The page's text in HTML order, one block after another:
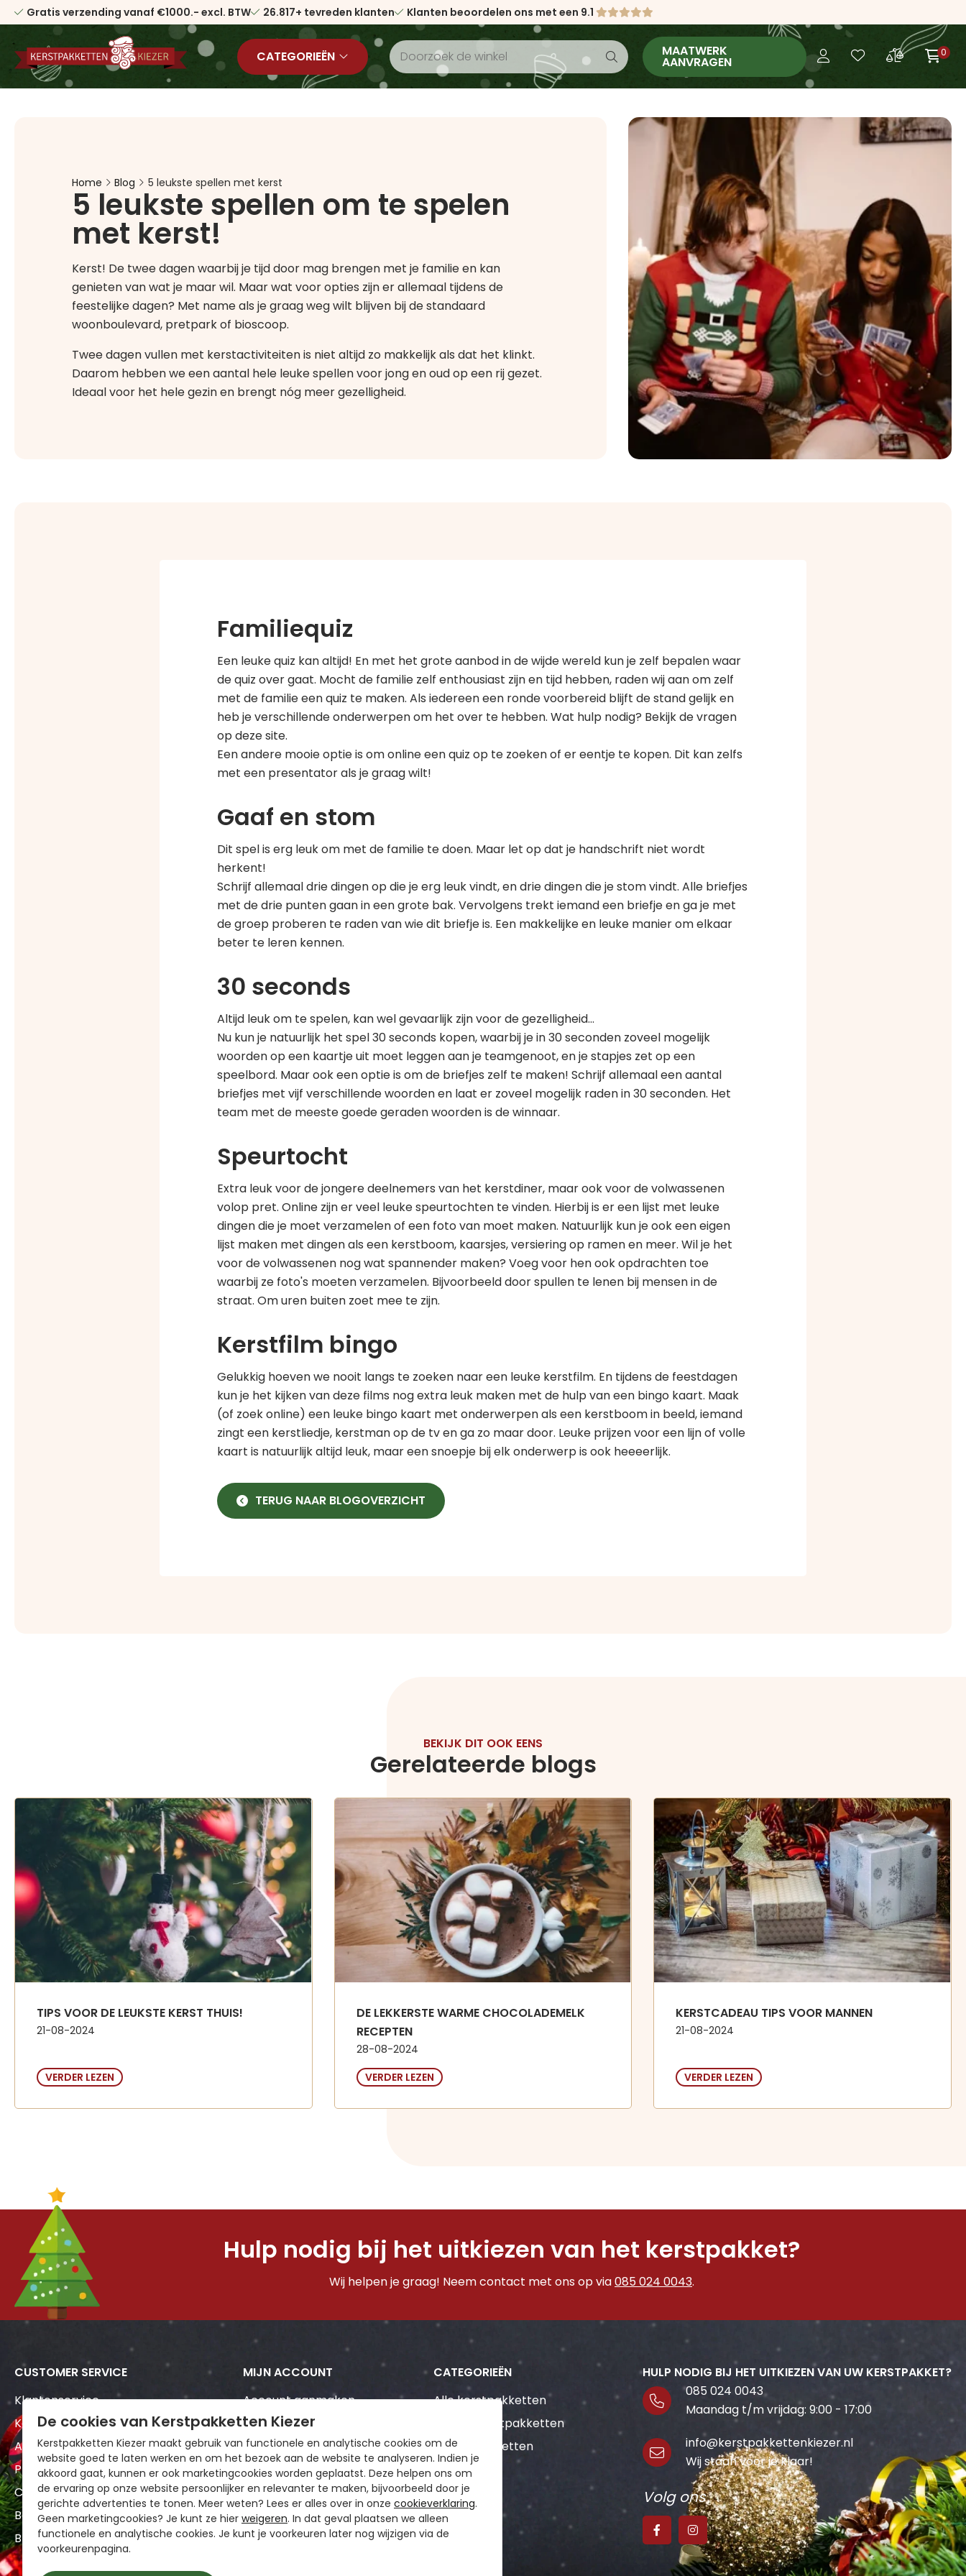
Gratis verzending vanaf €1000.- excl. BTW 26.817+ tevreden klanten Klanten beoordelen ons met een 9.1
CATEGORIEËN MAATWERK
AANVRAGEN
0
Home Blog 5 leukste spellen met kerst
5 leukste spellen om te spelen
met kerst!
Kerst! De twee dagen waarbij je tijd door mag brengen met je familie en kan
genieten van wat je maar wil. Maar wat voor opties zijn er allemaal tijdens de
feestelijke dagen? Met name als je graag weg wilt blijven bij de standaard
woonboulevard, pretpark of bioscoop.
Twee dagen vullen met kerstactiviteiten is niet altijd zo makkelijk als dat het klinkt.
Daarom hebben we een aantal hele leuke spellen voor jong en oud op een rij gezet.
Ideaal voor het hele gezin en brengt nóg meer gezelligheid.
Familiequiz
Een leuke quiz kan altijd! En met het grote aanbod in de wijde wereld kun je zelf bepalen waar
de quiz over gaat. Mocht de familie zelf enthousiast zijn en tijd hebben, raden wij aan om zelf
met de familie een quiz te maken. Als iedereen een ronde voorbereid blijft de stand gelijk en
heb je verschillende onderwerpen om het over te hebben. Wat hulp nodig? Bekijk de vragen
op deze site.
Een andere mooie optie is om online een quiz op te zoeken of er eentje te kopen. Dit kan zelfs
met een presentator als je graag wilt!
Gaaf en stom
Dit spel is erg leuk om met de familie te doen. Maar let op dat je handschrift niet wordt
herkent!
Schrijf allemaal drie dingen op die je erg leuk vindt, en drie dingen die je stom vindt. Alle briefjes
met de drie punten gaan in een grote bak. Vervolgens trekt iemand een briefje en ga je met
de groep proberen te raden van wie dit briefje is. Een makkelijke en leuke manier om elkaar
beter te leren kennen.
30 seconds
Altijd leuk om te spelen, kan wel gevaarlijk zijn voor de gezelligheid...
Nu kun je natuurlijk het spel 30 seconds kopen, waarbij je in 30 seconden zoveel mogelijk
woorden op een kaartje uit moet leggen aan je teamgenoot, en je stapjes zet op een
speelbord. Maar ook een optie is om de briefjes zelf te maken! Schrijf allemaal een aantal
briefjes met vijf verschillende woorden en laat er zoveel mogelijk raden in 30 seconden. Het
team met de meeste goede geraden woorden is de winnaar.
Speurtocht
Extra leuk voor de jongere deelnemers van het kerstdiner, maar ook voor de volwassenen
volop pret. Online zijn er veel leuke speurtochten te vinden. Hierbij is er een lijst met leuke
dingen die je moet verzamelen of een foto van moet maken. Natuurlijk kun je ook een eigen
lijst maken met dingen als een kerstboom, kaarsjes, versiering op ramen en meer. Wil je het
voor de volwassenen nog wat spannender maken? Voeg voor hen ook opdrachten toe
waarbij ze foto's moeten verzamelen. Bijvoorbeeld door spullen te lenen bij mensen in de
straat. Om uren buiten zoet mee te zijn.
Kerstfilm bingo
Gelukkig hoeven we nooit langs te zoeken naar een leuke kerstfilm. En tijdens de feestdagen
kun je het kijken van deze films nog extra leuk maken met de hulp van een bingo kaart. Maak
(of zoek online) een leuke bingo kaart met onderwerpen als een kerstboom in beeld, iemand
zingt een kerstliedje, kerstman op de tv en ga zo maar door. Leuke prijzen voor een lijn of volle
kaart is natuurlijk altijd leuk, maar een snoepje bij elk onderwerp is ook heeeerlijk.
TERUG NAAR BLOGOVERZICHT
BEKIJK DIT OOK EENS
Gerelateerde blogs
TIPS VOOR DE LEUKSTE KERST THUIS!
21-08-2024
VERDER LEZEN
DE LEKKERSTE WARME CHOCOLADEMELK
RECEPTEN
28-08-2024
VERDER LEZEN
KERSTCADEAU TIPS VOOR MANNEN
21-08-2024
VERDER LEZEN
Hulp nodig bij het uitkiezen van het kerstpakket?
Wij helpen je graag! Neem contact met ons op via085 024 0043.
CUSTOMER SERVICE
Klantenservice
Kerstpakket samenstellen
Algemene voorwaarden
Privacy policy
Cookiestatement
Betaalmethoden
Blogs
MIJN ACCOUNT
Account aanmaken
Mijn bestellingen
Wensenlijst
CATEGORIEËN
Alle kerstpakketten
Top 20 kerstpakketten
Themapakketten
HULP NODIG BIJ HET UITKIEZEN VAN UW KERSTPAKKET?
085 024 0043
Maandag t/m vrijdag: 9:00 - 17:00
info@kerstpakkettenkiezer.nl
Wij staan voor je klaar!
Volg ons
De cookies van Kerstpakketten Kiezer
Kerstpakketten Kiezer maakt gebruik van functionele en analytische cookies om de
website goed te laten werken en om het bezoek aan de website te analyseren. Indien je
akkoord gaat, kunnen er ook marketingcookies worden geplaatst. Deze helpen ons om
de ervaring op onze website persoonlijker en relevanter te maken, bijvoorbeeld door je
gerichte advertenties te tonen. Meer weten? Lees er alles over in onze cookieverklaring.
Geen marketingcookies? Je kunt ze hier weigeren. In dat geval plaatsen we alleen
functionele en analytische cookies. Je kunt je voorkeuren later nog wijzigen via de
voorkeurenpagina.